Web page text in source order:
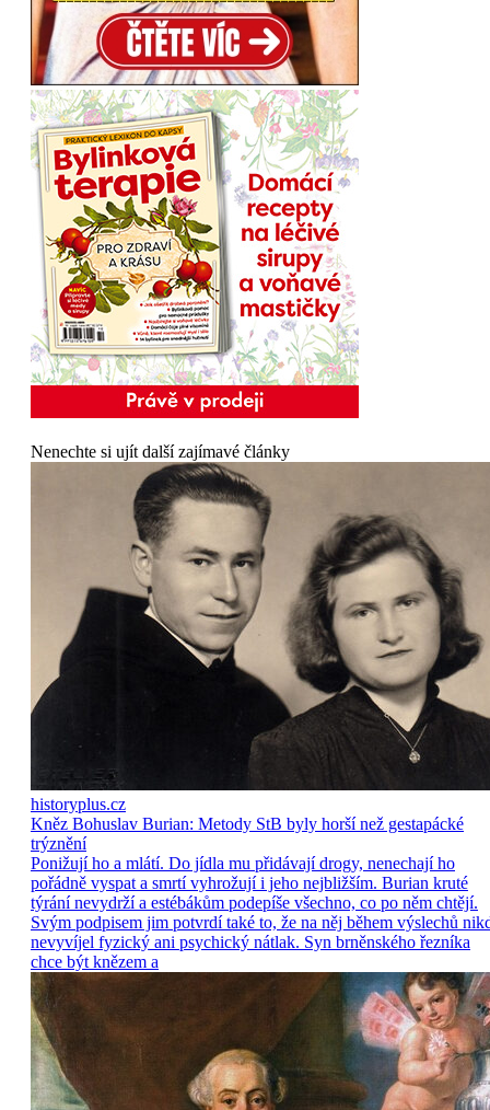
Nenechte si ujít další zajímavé články
historyplus.cz
Kněz Bohuslav Burian: Metody StB byly horší než gestapácké
trýznění
Ponižují ho a mlátí. Do jídla mu přidávají drogy, nenechají ho
pořádně vyspat a smrtí vyhrožují i jeho nejbližším. Burian kruté
týrání nevydrží a estébákům podepíše všechno, co po něm chtějí.
Svým podpisem jim potvrdí také to, že na něj během výslechů
nevyvíjel fyzický ani psychický nátlak. Syn brněnského řezníka
chce být knězem a